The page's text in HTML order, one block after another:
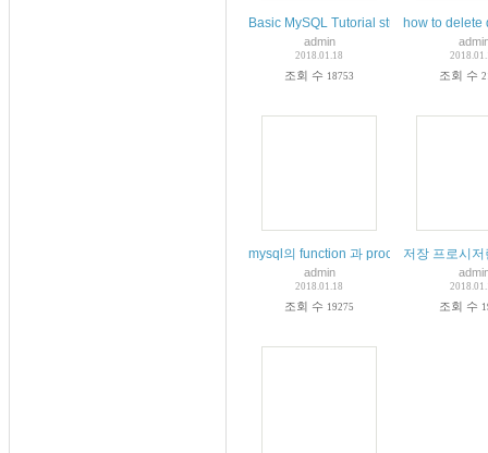
Basic MySQL Tutorial study 강좌 여기서
admin
2018.01.18
조회 수 18753
how to delete
조회 수
mysql의 function 과 procedure 만드는
admin
2018.01.18
조회 수 19275
저장 프로시
조회 수